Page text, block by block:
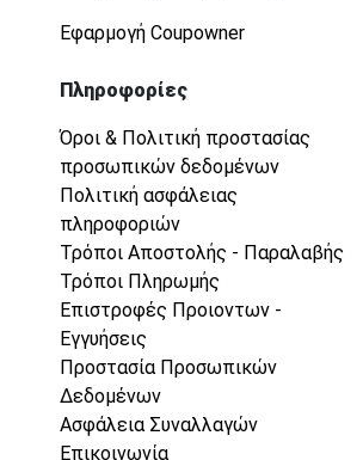
Εφαρμογή Coupowner
Πληροφορίες
Όροι & Πολιτική προστασίας
προσωπικών δεδομένων
Πολιτική ασφάλειας
πληροφοριών
Τρόποι Αποστολής - Παραλαβής
Τρόποι Πληρωμής
Επιστροφές Προιοντων -
Εγγυήσεις
Προστασία Προσωπικών
Δεδομένων
Ασφάλεια Συναλλαγών
Επικοινωνία